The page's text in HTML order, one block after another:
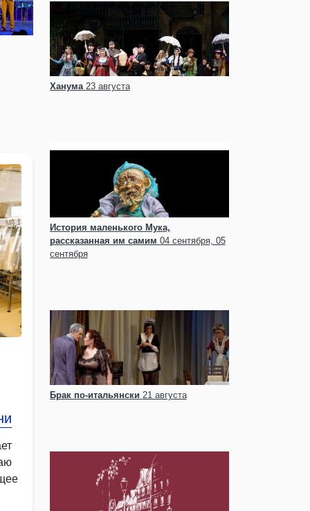
Ханума 23 августа
История маленького Мука,
рассказанная им самим 04 сентября, 05
сентября
Брак по-итальянски 21 августа